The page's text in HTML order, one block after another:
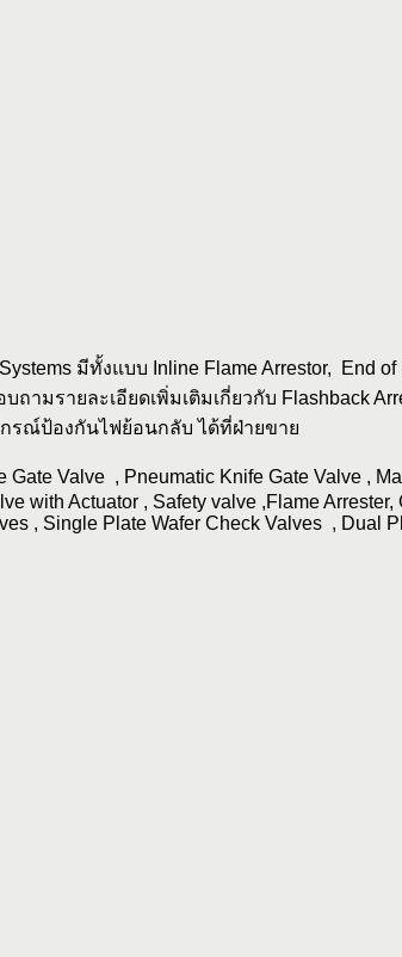
มีทั้งแบบ Inline Flame Arrestor, End
รายละเอียดเพิ่มเติมเกี่ยวกับ Flashback
กรณ์ป้องกันไฟย้อนกลับ ได้ที่ฝ่ายขาย
Valve , Pneumatic Knife Gate Valve ,
with Actuator , Safety valve ,Flame
, Single Plate Wafer Check Valves , Dual